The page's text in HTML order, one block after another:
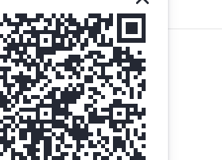
好夥伴